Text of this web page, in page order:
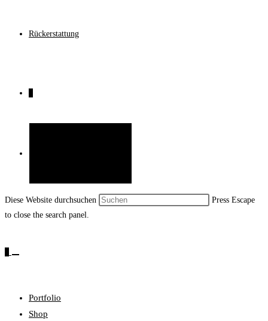
Rückerstattung
Diese Website durchsuchen
Press Escape
to close the search panel.
Portfolio
Shop